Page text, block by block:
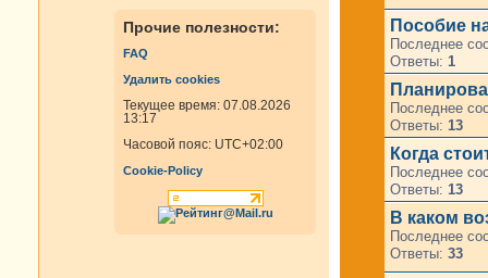
Прочие полезности:
FAQ
Удалить cookies
Текущее время: 07.08.2026
13:17
Часовой пояс: UTC+02:00
Cookie-Policy
Пособие
Последнее
Ответы: 1
Последнее
Ответы: 13
Когда
Последнее
Ответы: 13
В каком
Последнее
Ответы: 33